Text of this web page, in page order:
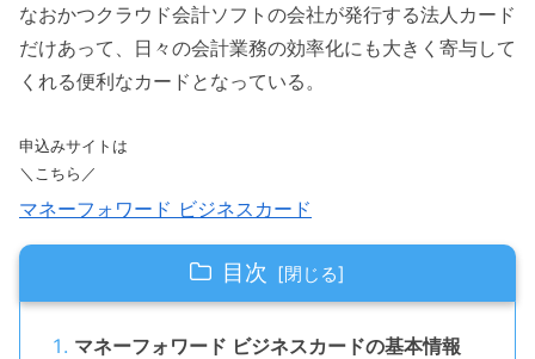
なおかつクラウド会計ソフトの会社が発行する法人カード
だけあって、日々の会計業務の効率化にも大きく寄与して
くれる便利なカードとなっている。
申込みサイトは
＼こちら／
マネーフォワード ビジネスカード
目次
マネーフォワード ビジネスカードの基本情報